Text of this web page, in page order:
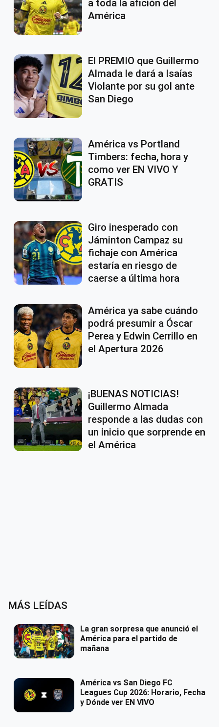
a toda la afición del
América
El PREMIO que Guillermo
Almada le dará a Isaías
Violante por su gol ante
San Diego
América vs Portland
Timbers: fecha, hora y
como ver EN VIVO Y
GRATIS
Giro inesperado con
Jáminton Campaz su
fichaje con América
estaría en riesgo de
caerse a última hora
América ya sabe cuándo
podrá presumir a Óscar
Perea y Edwin Cerrillo en
el Apertura 2026
¡BUENAS NOTICIAS!
Guillermo Almada
responde a las dudas con
un inicio que sorprende en
el América
MÁS LEÍDAS
La gran sorpresa que anunció el
América para el partido de
mañana
América vs San Diego FC
Leagues Cup 2026: Horario, Fecha
y Dónde ver EN VIVO